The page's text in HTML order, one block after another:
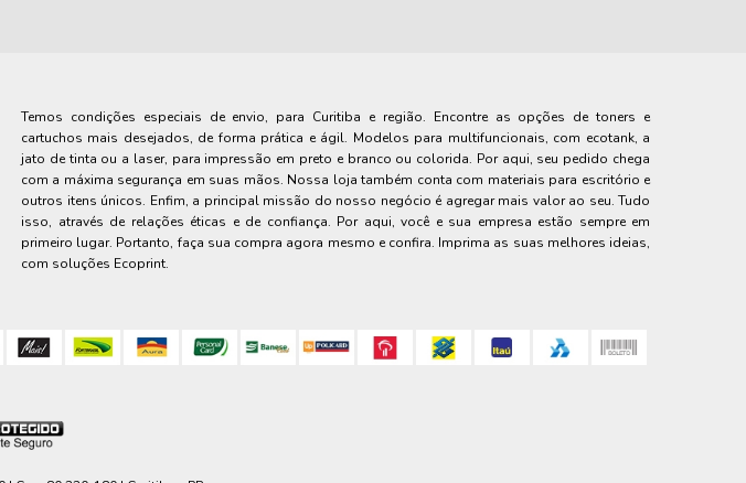
Temos condições especiais de envio, para Curitiba e região. Encontre as opções de toners e
cartuchos mais desejados, de forma prática e ágil. Modelos para multifuncionais, com ecotank, a
jato de tinta ou a laser, para impressão em preto e branco ou colorida. Por aqui, seu pedido chega
com a máxima segurança em suas mãos. Nossa loja também conta com materiais para escritório e
outros itens únicos. Enfim, a principal missão do nosso negócio é agregar mais valor ao seu. Tudo
isso, através de relações éticas e de confiança. Por aqui, você e sua empresa estão sempre em
primeiro lugar. Portanto, faça sua compra agora mesmo e confira. Imprima as suas melhores ideias,
com soluções Ecoprint.